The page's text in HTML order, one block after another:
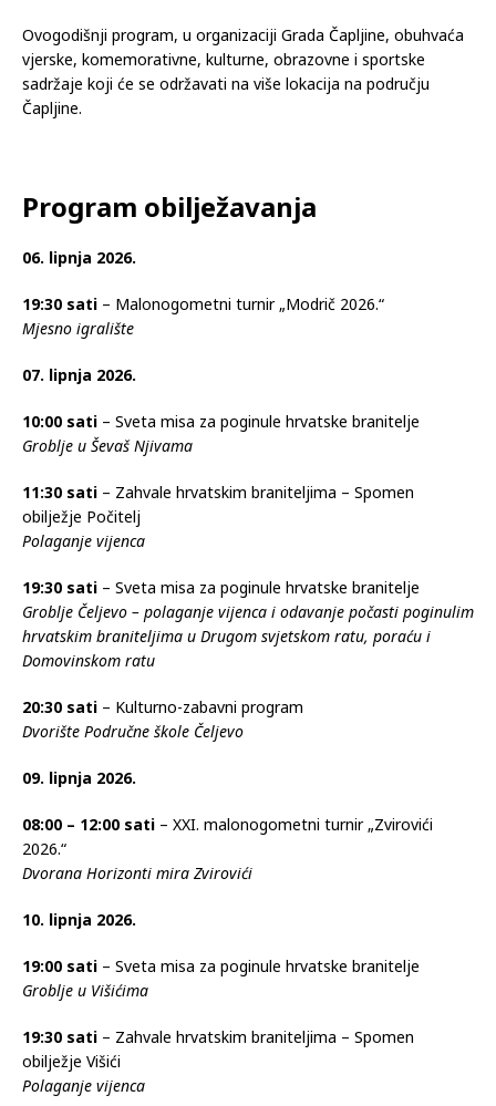
Ovogodišnji program, u organizaciji Grada Čapljine, obuhvaća
vjerske, komemorativne, kulturne, obrazovne i sportske
sadržaje koji će se održavati na više lokacija na području
Čapljine.
Program obilježavanja
06. lipnja 2026.
19:30 sati – Malonogometni turnir „Modrič 2026.“
Mjesno igralište
07. lipnja 2026.
10:00 sati – Sveta misa za poginule hrvatske branitelje
Groblje u Ševaš Njivama
11:30 sati – Zahvale hrvatskim braniteljima – Spomen
obilježje Počitelj
Polaganje vijenca
19:30 sati – Sveta misa za poginule hrvatske branitelje
Groblje Čeljevo – polaganje vijenca i odavanje počasti poginulim
hrvatskim braniteljima u Drugom svjetskom ratu, poraću i
Domovinskom ratu
20:30 sati – Kulturno-zabavni program
Dvorište Područne škole Čeljevo
09. lipnja 2026.
08:00 – 12:00 sati – XXI. malonogometni turnir „Zvirovići
2026.“
Dvorana Horizonti mira Zvirovići
10. lipnja 2026.
19:00 sati – Sveta misa za poginule hrvatske branitelje
Groblje u Višićima
19:30 sati – Zahvale hrvatskim braniteljima – Spomen
obilježje Višići
Polaganje vijenca